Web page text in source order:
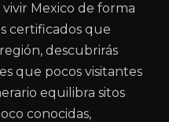
Mexico de forma
certificados que
descubrirás
que pocos visitantes
equilibra sitos
conocidas,